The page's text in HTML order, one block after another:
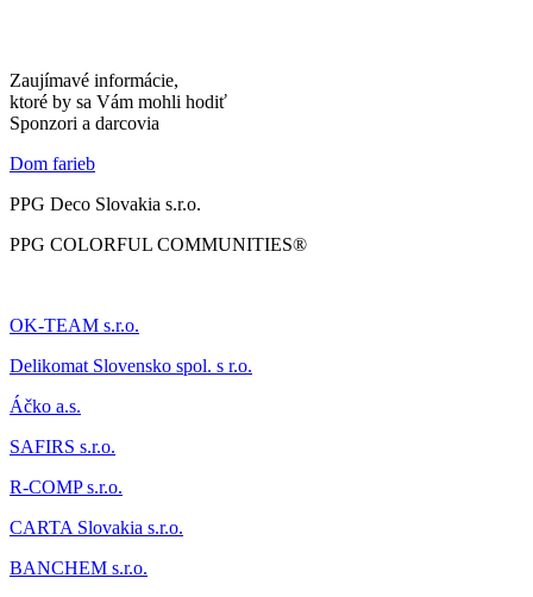
Zaujímavé informácie,
ktoré by sa Vám mohli hodiť
Sponzori a darcovia
Dom farieb
PPG Deco Slovakia s.r.o.
PPG COLORFUL COMMUNITIES®
OK-TEAM s.r.o.
DelikomatSlovensko spol. s r.o.
Áčko a.s.
SAFIRS s.r.o.
R-COMP s.r.o.
CARTA Slovakia s.r.o.
BANCHEM s.r.o.